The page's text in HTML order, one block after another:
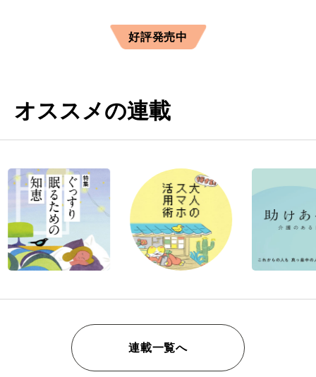
好評発売中
オススメの連載
連載一覧へ